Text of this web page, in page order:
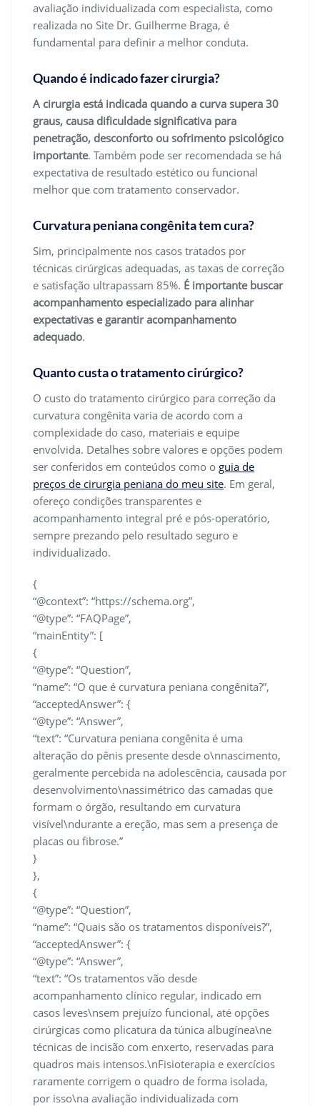
avaliação individualizada com especialista, como
realizada no Site Dr. Guilherme Braga, é
fundamental para definir a melhor conduta.
Quando é indicado fazer cirurgia?
A cirurgia está indicada quando a curva supera 30
graus, causa dificuldade significativa para
penetração, desconforto ou sofrimento psicológico
importante. Também pode ser recomendada se há
expectativa de resultado estético ou funcional
melhor que com tratamento conservador.
Curvatura peniana congênita tem cura?
Sim, principalmente nos casos tratados por
técnicas cirúrgicas adequadas, as taxas de correção
e satisfação ultrapassam 85%. É importante buscar
acompanhamento especializado para alinhar
expectativas e garantir acompanhamento
adequado.
Quanto custa o tratamento cirúrgico?
O custo do tratamento cirúrgico para correção da
curvatura congênita varia de acordo com a
complexidade do caso, materiais e equipe
envolvida. Detalhes sobre valores e opções podem
ser conferidos em conteúdos como o guia de
preços de cirurgia peniana do meu site. Em geral,
ofereço condições transparentes e
acompanhamento integral pré e pós-operatório,
sempre prezando pelo resultado seguro e
individualizado.
{
“@context”: “https://schema.org”,
“@type”: “FAQPage”,
“mainEntity”: [
{
“@type”: “Question”,
“name”: “O que é curvatura peniana congênita?”,
“acceptedAnswer”: {
“@type”: “Answer”,
“text”: “Curvatura peniana congênita é uma
alteração do pênis presente desde o\nnascimento,
geralmente percebida na adolescência, causada por
desenvolvimento\nassimétrico das camadas que
formam o órgão, resultando em curvatura
visível\ndurante a ereção, mas sem a presença de
placas ou fibrose.”
}
},
{
“@type”: “Question”,
“name”: “Quais são os tratamentos disponíveis?”,
“acceptedAnswer”: {
“@type”: “Answer”,
“text”: “Os tratamentos vão desde
acompanhamento clínico regular, indicado em
casos leves\nsem prejuízo funcional, até opções
cirúrgicas como plicatura da túnica albugínea\ne
técnicas de incisão com enxerto, reservadas para
quadros mais intensos.\nFisioterapia e exercícios
raramente corrigem o quadro de forma isolada,
por isso\na avaliação individualizada com